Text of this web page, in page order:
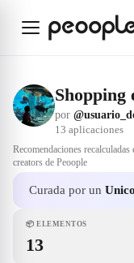
Shopping
por
13 aplicaciones
Recomendaciones recalculadas
creators de Peoople
Curada por un
📦 ELEMENTOS
13